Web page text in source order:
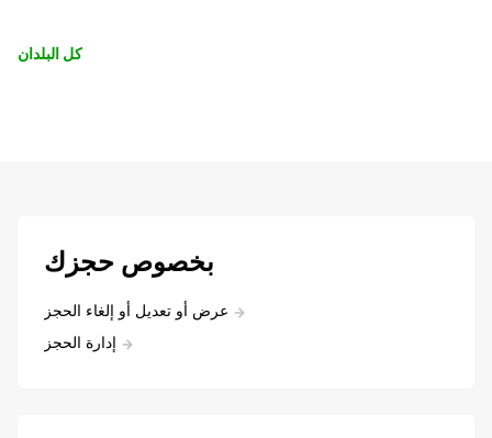
كل البلدان
بخصوص حجزك
عرض أو تعديل أو إلغاء الحجز
إدارة الحجز